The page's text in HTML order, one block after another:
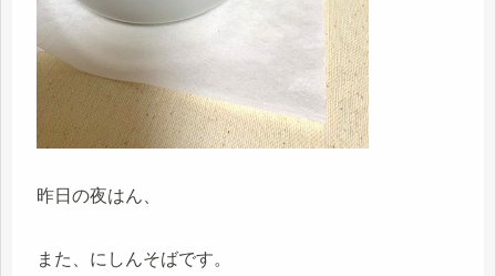
昨日の夜はん、
また、にしんそばです。